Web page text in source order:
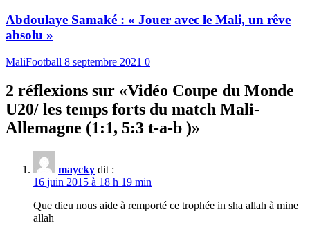
Abdoulaye Samaké : « Jouer avec le Mali, un rêve
absolu »
MaliFootball 8 septembre 2021 0
2 réflexions sur «Vidéo Coupe du Monde
U20/ les temps forts du match Mali-
Allemagne (1:1, 5:3 t-a-b )»
maycky dit :
16 juin 2015 à 18 h 19 min
Que dieu nous aide à remporté ce trophée in sha allah à mine
allah